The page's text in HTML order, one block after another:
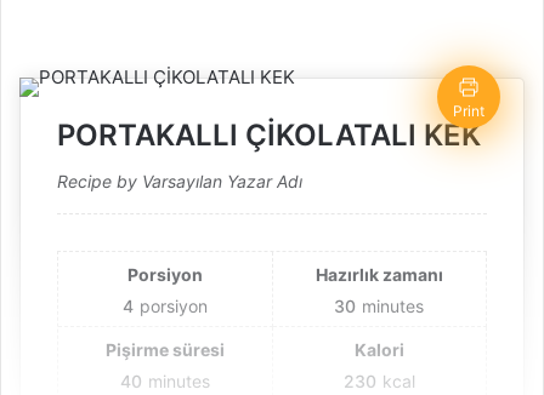
Print
PORTAKALLI ÇİKOLATALI KEK
Recipe by Varsayılan Yazar Adı
Porsiyon
4 porsiyon
Hazırlık zamanı
30 minutes
Pişirme süresi
40 minutes
Kalori
230 kcal